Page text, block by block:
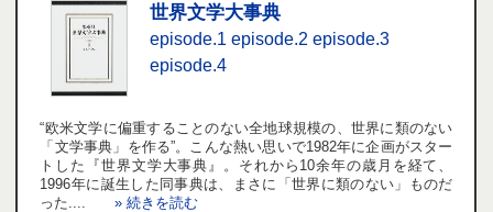
世界文学大事典
episode.1 episode.2 episode.3
episode.4
“欧米文学に偏重することのない全地球規模の、世界に類のない
「文学事典」を作る”。こんな熱い思いで1982年に企画がスター
トした『世界文学大事典』。それから10余年の歳月を経て、
1996年に誕生した同事典は、まさに「世界に類のない」ものだ
った....» 続きを読む